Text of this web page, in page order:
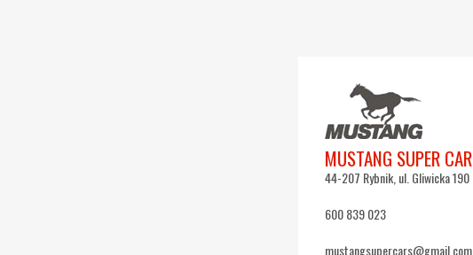
MUSTANG SUPER
44-207 Rybnik, ul. Gliwicka 190
600 839 023
mustangsupercars@gmail.com